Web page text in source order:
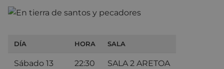
DÍA HORA SALA
Sábado 13 22:30 SALA 2 ARETOA